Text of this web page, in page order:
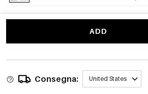
ADD
Consegna: United States